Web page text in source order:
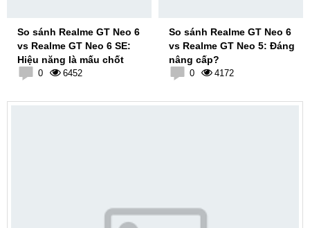
So sánh Realme GT Neo 6
vs Realme GT Neo 6 SE:
Hiệu năng là mấu chốt
0 6452
So sánh Realme GT Neo 6
vs Realme GT Neo 5: Đáng
nâng cấp?
0 4172